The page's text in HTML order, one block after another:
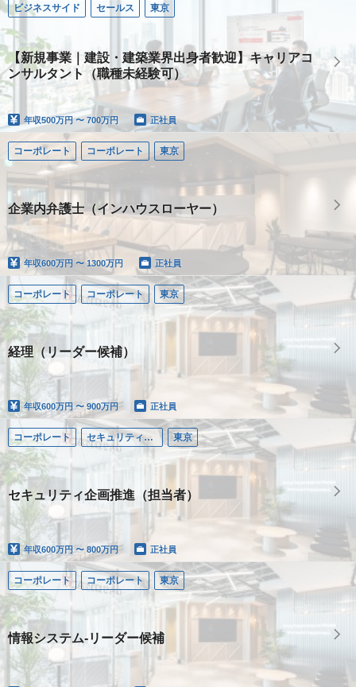
ビジネスサイド セールス 東京
【新規事業｜建設・建築業界出身者歓迎】キャリアコ
ンサルタント（職種未経験可）
年収500万円 〜 700万円 正社員
コーポレート コーポレート 東京
企業内弁護士（インハウスローヤー）
年収600万円 〜 1300万円 正社員
コーポレート コーポレート 東京
経理（リーダー候補）
年収600万円 〜 900万円 正社員
コーポレート セキュリティエンジニア 東京
セキュリティ企画推進（担当者）
年収600万円 〜 800万円 正社員
コーポレート コーポレート 東京
情報システム-リーダー候補